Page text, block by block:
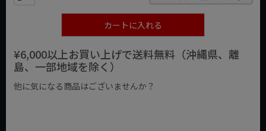
カートに入れる
¥6,000以上お買い上げで送料無料（沖縄県、離
島、一部地域を除く）
他に気になる商品はございませんか？